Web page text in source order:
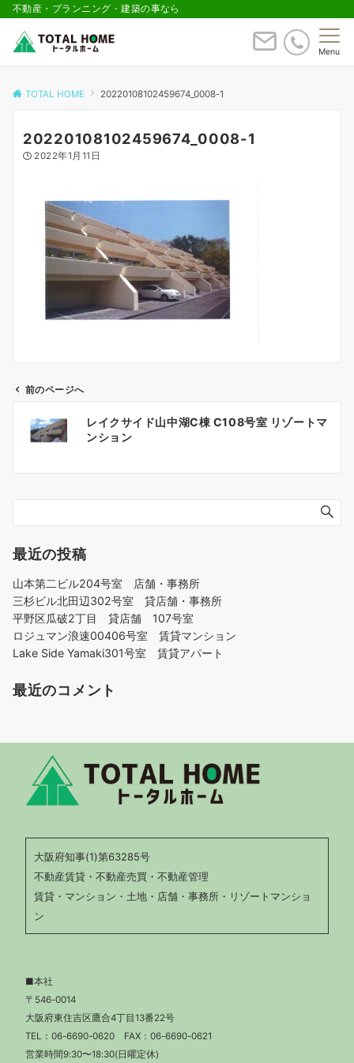
不動産・プランニング・建築の事なら
Menu
TOTAL HOME 20220108102459674_0008-1
20220108102459674_0008-1
2022年1月11日
シ
ョ
前のページへ
レイクサイド山中湖C棟 C108号室 リゾートマ
ンション
最近の投稿
山本第二ビル204号室 店舗・事務所
三杉ビル北田辺302号室 貸店舗・事務所
平野区瓜破2丁目 貸店舗 107号室
ロジュマン浪速00406号室 賃貸マンション
Lake Side Yamaki301号室 賃貸アパート
最近のコメント
大阪府知事(1)第63285号
不動産賃貸・不動産売買・不動産管理
賃貸・マンション・土地・店舗・事務所・リゾートマンショ
ン
■本社
〒546-0014
大阪府東住吉区鷹合4丁目13番22号
TEL： 06-6690-0620 FAX：06-6690-0621
営業時間9:30〜18:30(日曜定休)